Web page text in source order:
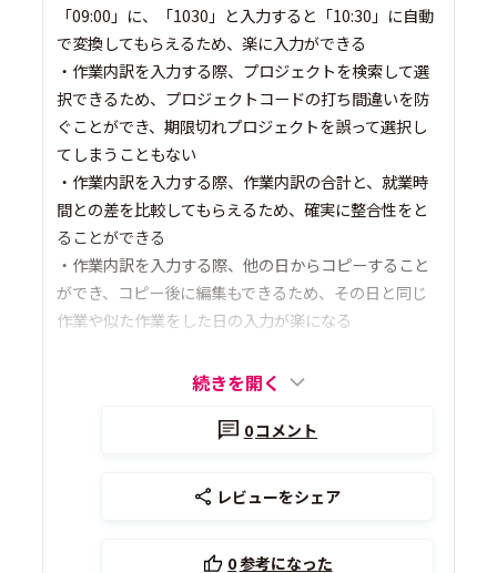
「09:00」に、「1030」と入力すると「10:30」に自動
で変換してもらえるため、楽に入力ができる
・作業内訳を入力する際、プロジェクトを検索して選
択できるため、プロジェクトコードの打ち間違いを防
ぐことができ、期限切れプロジェクトを誤って選択し
てしまうこともない
・作業内訳を入力する際、作業内訳の合計と、就業時
間との差を比較してもらえるため、確実に整合性をと
ることができる
・作業内訳を入力する際、他の日からコピーすること
ができ、コピー後に編集もできるため、その日と同じ
作業や似た作業をした日の入力が楽になる
続きを開く
0コメント
レビューをシェア
0参考になった